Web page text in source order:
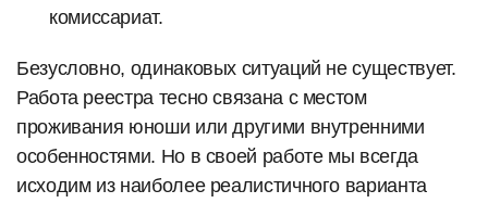
комиссариат.
Безусловно, одинаковых ситуаций не существует.
Работа реестра тесно связана с местом
проживания юноши или другими внутренними
особенностями. Но в своей работе мы всегда
исходим из наиболее реалистичного варианта